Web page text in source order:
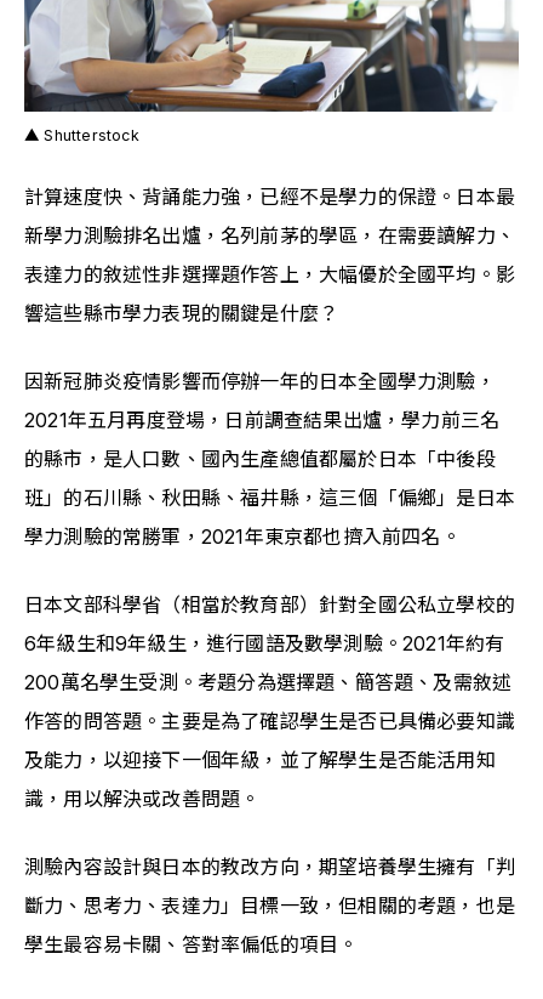
▲ Shutterstock
﻿計算速度快、背誦能力強，已經不是學力的保證。日本最
新學力測驗排名出爐，名列前茅的學區，在需要讀解力、
表達力的敘述性非選擇題作答上，大幅優於全國平均。影
響這些縣市學力表現的關鍵是什麼？
因新冠肺炎疫情影響而停辦一年的日本全國學力測驗，
2021年五月再度登場，日前調查結果出爐，學力前三名
的縣市，是人口數、國內生產總值都屬於日本「中後段
班」的石川縣、秋田縣、福井縣，這三個「偏鄉」是日本
學力測驗的常勝軍，2021年東京都也擠入前四名。
日本文部科學省（相當於教育部）針對全國公私立學校的
6年級生和9年級生，進行國語及數學測驗。2021年約有
200萬名學生受測。考題分為選擇題、簡答題、及需敘述
作答的問答題。主要是為了確認學生是否已具備必要知識
及能力，以迎接下一個年級，並了解學生是否能活用知
識，用以解決或改善問題。
測驗內容設計與日本的教改方向，期望培養學生擁有「判
斷力、思考力、表達力」目標一致，但相關的考題，也是
學生最容易卡關、答對率偏低的項目。